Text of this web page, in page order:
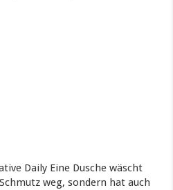
Daily Eine Dusche wäscht
weg, sondern hat auch